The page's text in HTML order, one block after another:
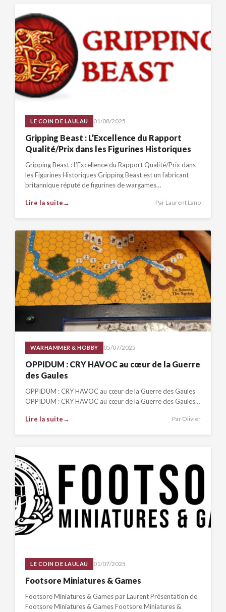
LE COIN DE LAULAU 01/08/2025
Gripping Beast : L’Excellence du Rapport
Qualité/Prix dans les Figurines Historiques
Gripping Beast : L’Excellence du Rapport Qualité/Prix dans
les Figurines Historiques Gripping Beast est un fabricant
britannique réputé de figurines de wargames…
Lire la suite Par Laurent Lano
WARHAMMER & HOBBY 05/07/2025
OPPIDUM : CRY HAVOC au cœur de la Guerre
des Gaules
OPPIDUM : CRY HAVOC au cœur de la Guerre des Gaules
OPPIDUM : CRY HAVOC au cœur de la Guerre des Gaules…
Lire la suite Par Olivier
LE COIN DE LAULAU 01/07/2025
Footsore Miniatures & Games
Footsore Miniatures & Games par Laurent Présentation de
Footsore Miniatures & Games Footsore Miniatures &